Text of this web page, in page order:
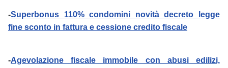
-Superbonus 110% condomini novità decreto legge
fine sconto in fattura e cessione credito fiscale
-Agevolazione fiscale immobile con abusi edilizi,